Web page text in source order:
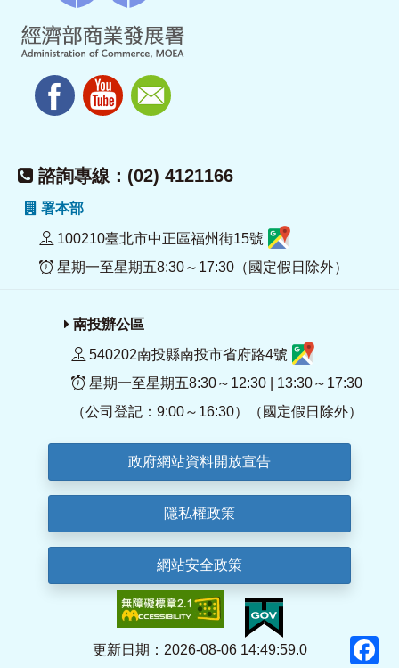
諮詢專線：(02) 4121166
署本部
100210臺北市中正區福州街15號
星期一至星期五8:30～17:30（國定假日除外）
南投辦公區
540202南投縣南投市省府路4號
星期一至星期五8:30～12:30 | 13:30～17:30
（公司登記：9:00～16:30）（國定假日除外）
政府網站資料開放宣告
隱私權政策
網站安全政策
更新日期：2026-08-06 14:49:59.0